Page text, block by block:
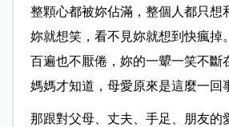
整顆心都被妳佔滿，整個人都只想
妳就想笑，看不見妳就想到快瘋掉
百遍也不厭倦，妳的一顰一笑不
媽媽才知道，母愛原來是這麼一回
那跟對父母、丈夫、手足、朋友的